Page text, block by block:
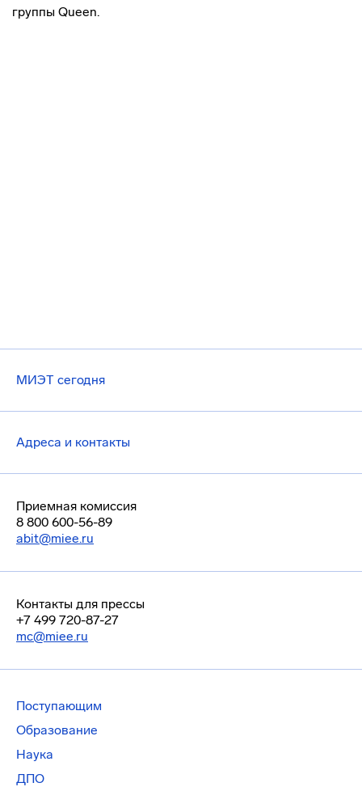
группы Queen.
МИЭТ сегодня
Адреса и контакты
Приемная комиссия
8 800 600-56-89
abit@miee.ru
Контакты для прессы
+7 499 720-87-27
mc@miee.ru
Поступающим
Образование
Наука
ДПО